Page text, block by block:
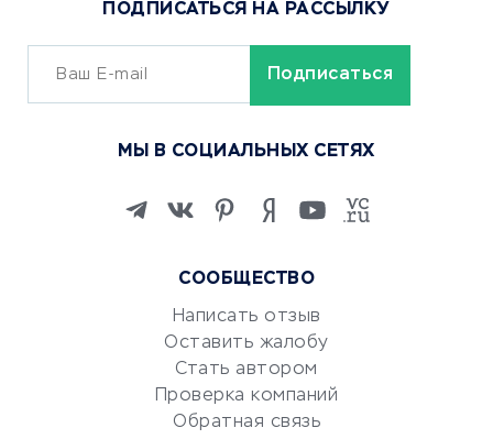
Сервисы доставки
ОБУЧЕНИЕ И РАБОТА
Изучение иностранных
Маркетинг и продажи
Репетиторство
Красота и здоровье
Сервисы по поиску работы
Сетевой маркетинг
СООБЩЕСТВО
Написать отзыв
Оставить жалобу
Стать автором
Проверка компаний
Обратная связь
ПОДПИСАТЬСЯ НА РАССЫЛКУ
МЫ В СОЦИАЛЬНЫХ СЕТЯХ